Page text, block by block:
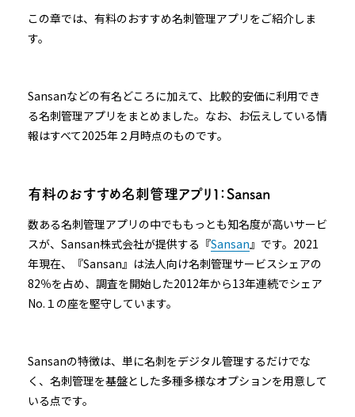
この章では、有料のおすすめ名刺管理アプリをご紹介しま
す。
Sansanなどの有名どころに加えて、比較的安価に利用でき
る名刺管理アプリをまとめました。なお、お伝えしている情
報はすべて2025年２月時点のものです。
有料のおすすめ名刺管理アプリ１：Sansan
数ある名刺管理アプリの中でももっとも知名度が高いサービ
スが、Sansan株式会社が提供する『Sansan 』です。2021
年現在、『Sansan』は法人向け名刺管理サービスシェアの
82％を占め、調査を開始した2012年から13年連続でシェア
No.１の座を堅守しています。
Sansanの特徴は、単に名刺をデジタル管理するだけでな
く、名刺管理を基盤とした多種多様なオプションを用意して
いる点です。